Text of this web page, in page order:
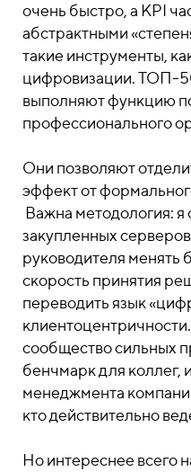
очень быстро, а KPI
абстрактными
такие инструменты,
цифровизации. ТОП-
выполняют функцию
профессионального
Они позволяют
эффект от
Важна методология: я
закупленных
руководителя менять
скорость принятия
переводить язык
сообщество сильных
бенчмарк для коллег,
менеджмента
кто действительно
Но интереснее всего